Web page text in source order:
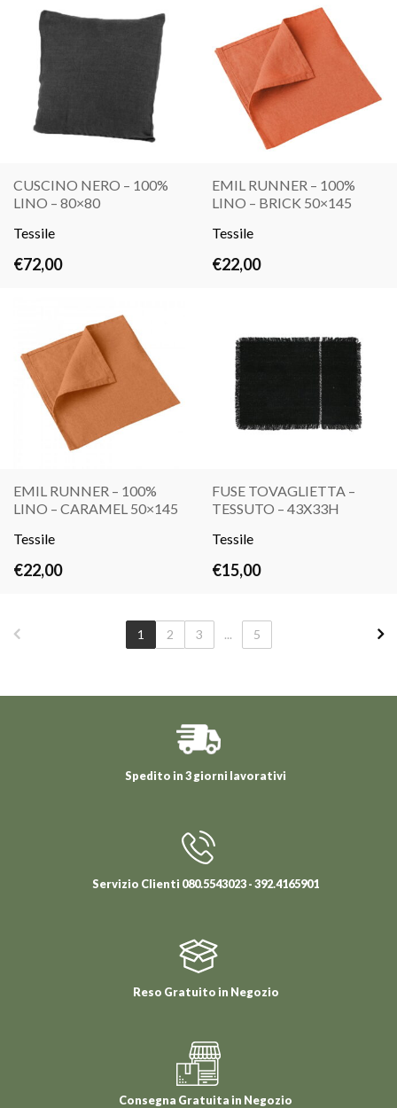
CUSCINO NERO – 100%
LINO – 80×80
Tessile
€72,00
EMIL RUNNER – 100%
LINO – BRICK 50×145
Tessile
€22,00
EMIL RUNNER – 100%
LINO – CARAMEL 50×145
Tessile
€22,00
FUSE TOVAGLIETTA –
TESSUTO – 43X33H
Tessile
€15,00
1 2 3 ... 5
Spedito in 3 giorni lavorativi
Servizio Clienti 080.5543023 - 392.4165901
Reso Gratuito in Negozio
Consegna Gratuita in Negozio